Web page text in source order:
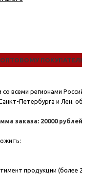
ОПТОВОМУ ПОКУПАТЕЛЮ
всеми регионами Российской
Петербурга и Лен.
заказа: 20000 рублей.
продукции (более 20000